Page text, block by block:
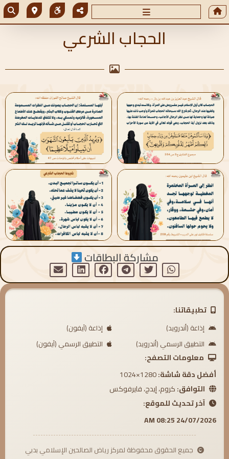
الحجاب الشرعي
مشاركة البطاقات
تطبيقاتنا:
إذاعة (أندرويد)
إذاعة (آيفون)
التطبيق الرسمي (أندرويد)
التطبيق الرسمي (آيفون)
معلومات التصفح:
أفضل دقة شاشة:
التوافق:كروم، إيدج، فايرفوكس
آخر تحديث للموقع:
24/07/2026 08:25 AM
جميع الحقوق محفوظة لمركز رياض الصالحين الإسلامي بدبي